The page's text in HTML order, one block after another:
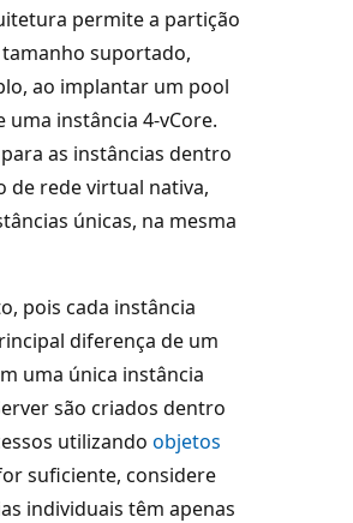
permite a partição
suportado,
ao implantar um pool
uma instância 4-vCore.
as instâncias dentro
de rede virtual nativa,
únicas, na mesma
pois cada instância
diferença de um
uma única instância
são criados dentro
utilizando objetos
suficiente, considere
individuais têm apenas